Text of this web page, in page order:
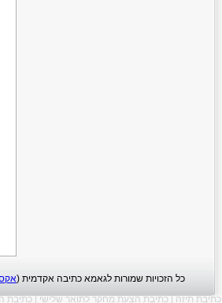
כל הזכויות שמורות לגאמא כתיבה אקדמית (
כתיבת תיזה|כתיבת הצעת מחקר לתואר שלישי|כתיבת